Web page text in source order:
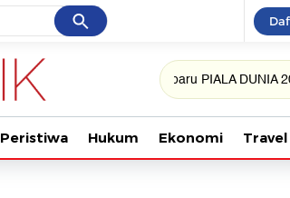
Cancel
Tonton kabar terbaru PIALA DUNIA 2026
Peristiwa Hukum Ekonomi Travel